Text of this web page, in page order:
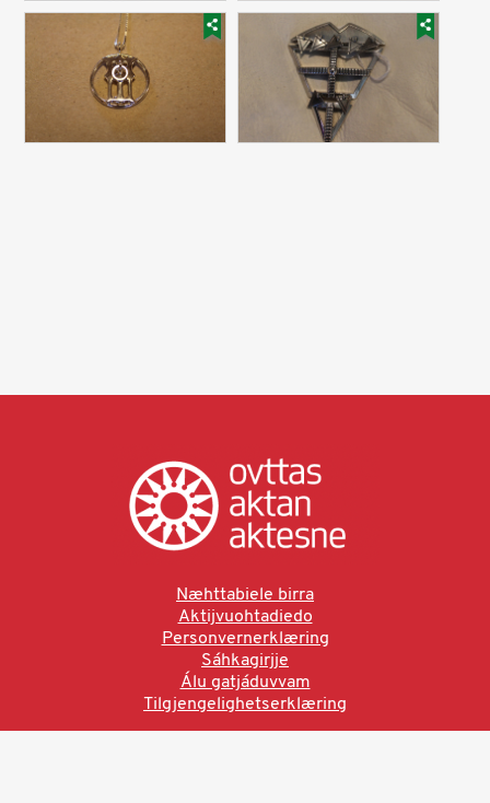
Næhttabiele birra
Aktijvuohtadiedo
Personvernerklæring
Sáhkagirjje
Álu gatjáduvvam
Tilgjengelighetserklæring